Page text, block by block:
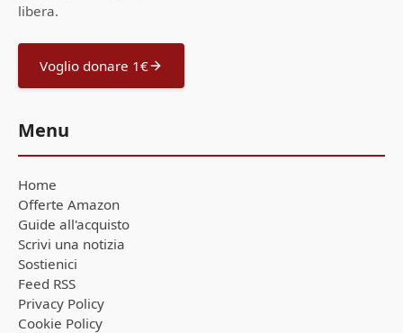
libera.
Voglio donare 1€
Menu
Home
Offerte Amazon
Guide all'acquisto
Scrivi una notizia
Sostienici
Feed RSS
Privacy Policy
Cookie Policy